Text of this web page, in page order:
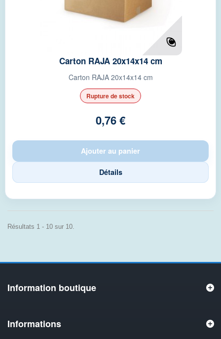
Carton RAJA 20x14x14 cm
Carton RAJA 20x14x14 cm
Rupture de stock
0,76 €
Ajouter au panier
Détails
Résultats 1 - 10 sur 10.
Information boutique
Informations